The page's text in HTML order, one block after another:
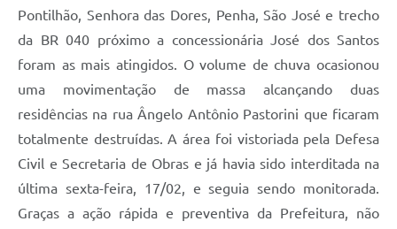
Plano Diretor e Mobilidade Urbana
Festival Gastronômico
Emprega Barbacena
Plano Municipal de Saneamento Básico
Regularização de bairros
Pontilhão, Senhora das Dores, Penha, São José e trecho
da BR 040 próximo a concessionária José dos Santos
foram as mais atingidos. O volume de chuva ocasionou
uma movimentação de massa alcançando duas
residências na rua Ângelo Antônio Pastorini que ficaram
totalmente destruídas. A área foi vistoriada pela Defesa
Civil e Secretaria de Obras e já havia sido interditada na
última sexta-feira, 17/02, e seguia sendo monitorada.
Graças a ação rápida e preventiva da Prefeitura, não